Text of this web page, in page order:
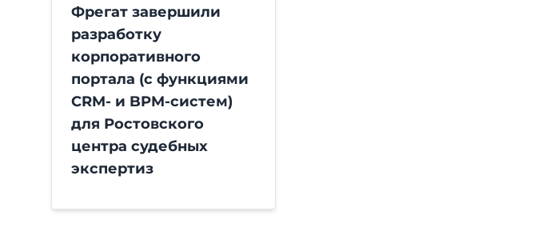
Фрегат завершили
разработку
корпоративного
портала (с функциями
CRM- и BPM-систем)
для Ростовского
центра судебных
экспертиз